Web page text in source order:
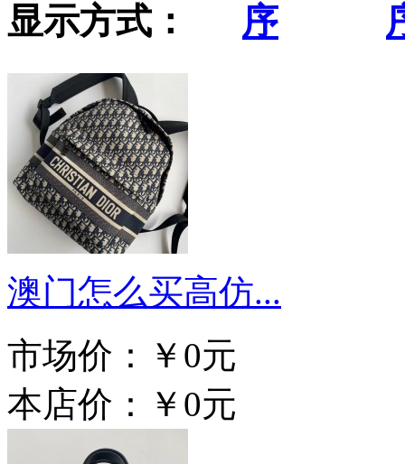
显示方式：
澳门怎么买高仿...
市场价：
￥0元
本店价：
￥0元